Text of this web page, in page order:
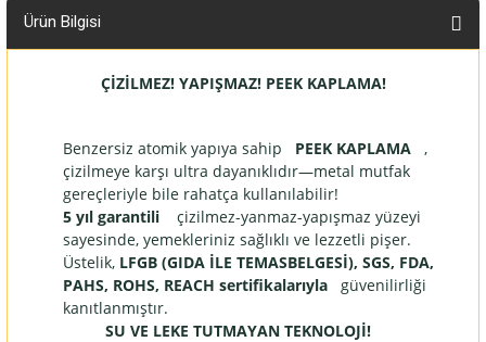
Ürün Bilgisi
ÇİZİLMEZ! YAPIŞMAZ! PEEK KAPLAMA!
Benzersiz atomik yapıya sahip PEEK KAPLAMA ,
çizilmeye karşı ultra dayanıklıdır—metal mutfak
gereçleriyle bile rahatça kullanılabilir!
5 yıl garantili
çizilmez-yanmaz-yapışmaz yüzeyi
sayesinde, yemekleriniz sağlıklı ve lezzetli pişer.
Üstelik, LFGB (GIDA İLE TEMASBELGESİ), SGS, FDA,
PAHS, ROHS, REACH sertifikalarıyla güvenilirliği
kanıtlanmıştır.
SU VE LEKE TUTMAYAN TEKNOLOJİ!